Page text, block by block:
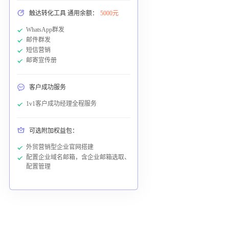
触达转化工具 通用余额： 5000元
WhatsApp群发
邮件群发
短信营销
邮寄宣传册
客户成功服务
1v1客户成功经理全程服务
可选附加权益包：
外贸营销型企业官网搭建
配置企业域名邮箱，含企业邮箱选取、
配置管理